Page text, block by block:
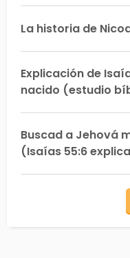
La historia de
Explicación de
nacido (estudio
Buscad a Jehová
(Isaías 55:6